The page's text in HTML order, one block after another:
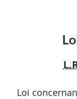
Loi